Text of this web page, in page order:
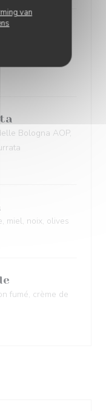
van
lardons, pomme
Bologna AOP,
miel, noix, olives
fumé, crème de